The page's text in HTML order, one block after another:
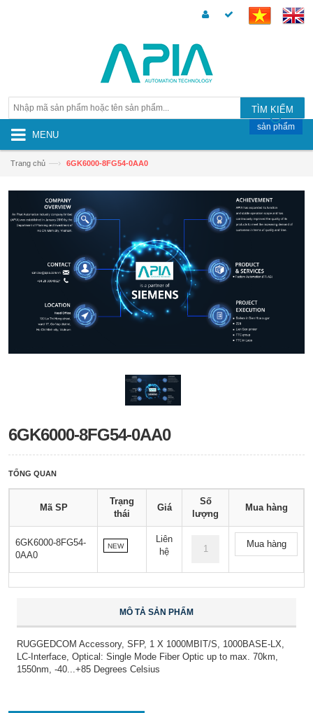
TÌM KIẾM
MENU
sản phẩm
Trang chủ —› 6GK6000-8FG54-0AA0
6GK6000-8FG54-0AA0
TỔNG QUAN
Mã SP
Trạng
thái
Giá
Số
lượng
Mua hàng
6GK6000-8FG54-
0AA0
NEW
Liên
hệ
Mua hàng
MÔ TẢ SẢN PHẨM
RUGGEDCOM Accessory, SFP, 1 X 1000MBIT/S, 1000BASE-LX,
LC-Interface, Optical: Single Mode Fiber Optic up to max. 70km,
1550nm, -40...+85 Degrees Celsius